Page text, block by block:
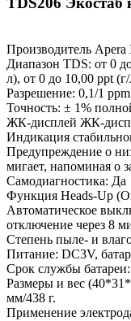
Производитель Apera
Диапазон TDS: от 0
л), от 0 до 10,00 ppt
Разрешение: 0,1/1
Точность: ± 1%
ЖК-дисплей ЖК-
Индикация
Предупреждение о
мигает, напоминая о
Самодиагностика: Да
Функция Heads-Up
Автоматическое
отключение через 8
Степень пыле- и
Питание: DC3V,
Срок службы
Размеры и вес
мм/438 г.
Применение